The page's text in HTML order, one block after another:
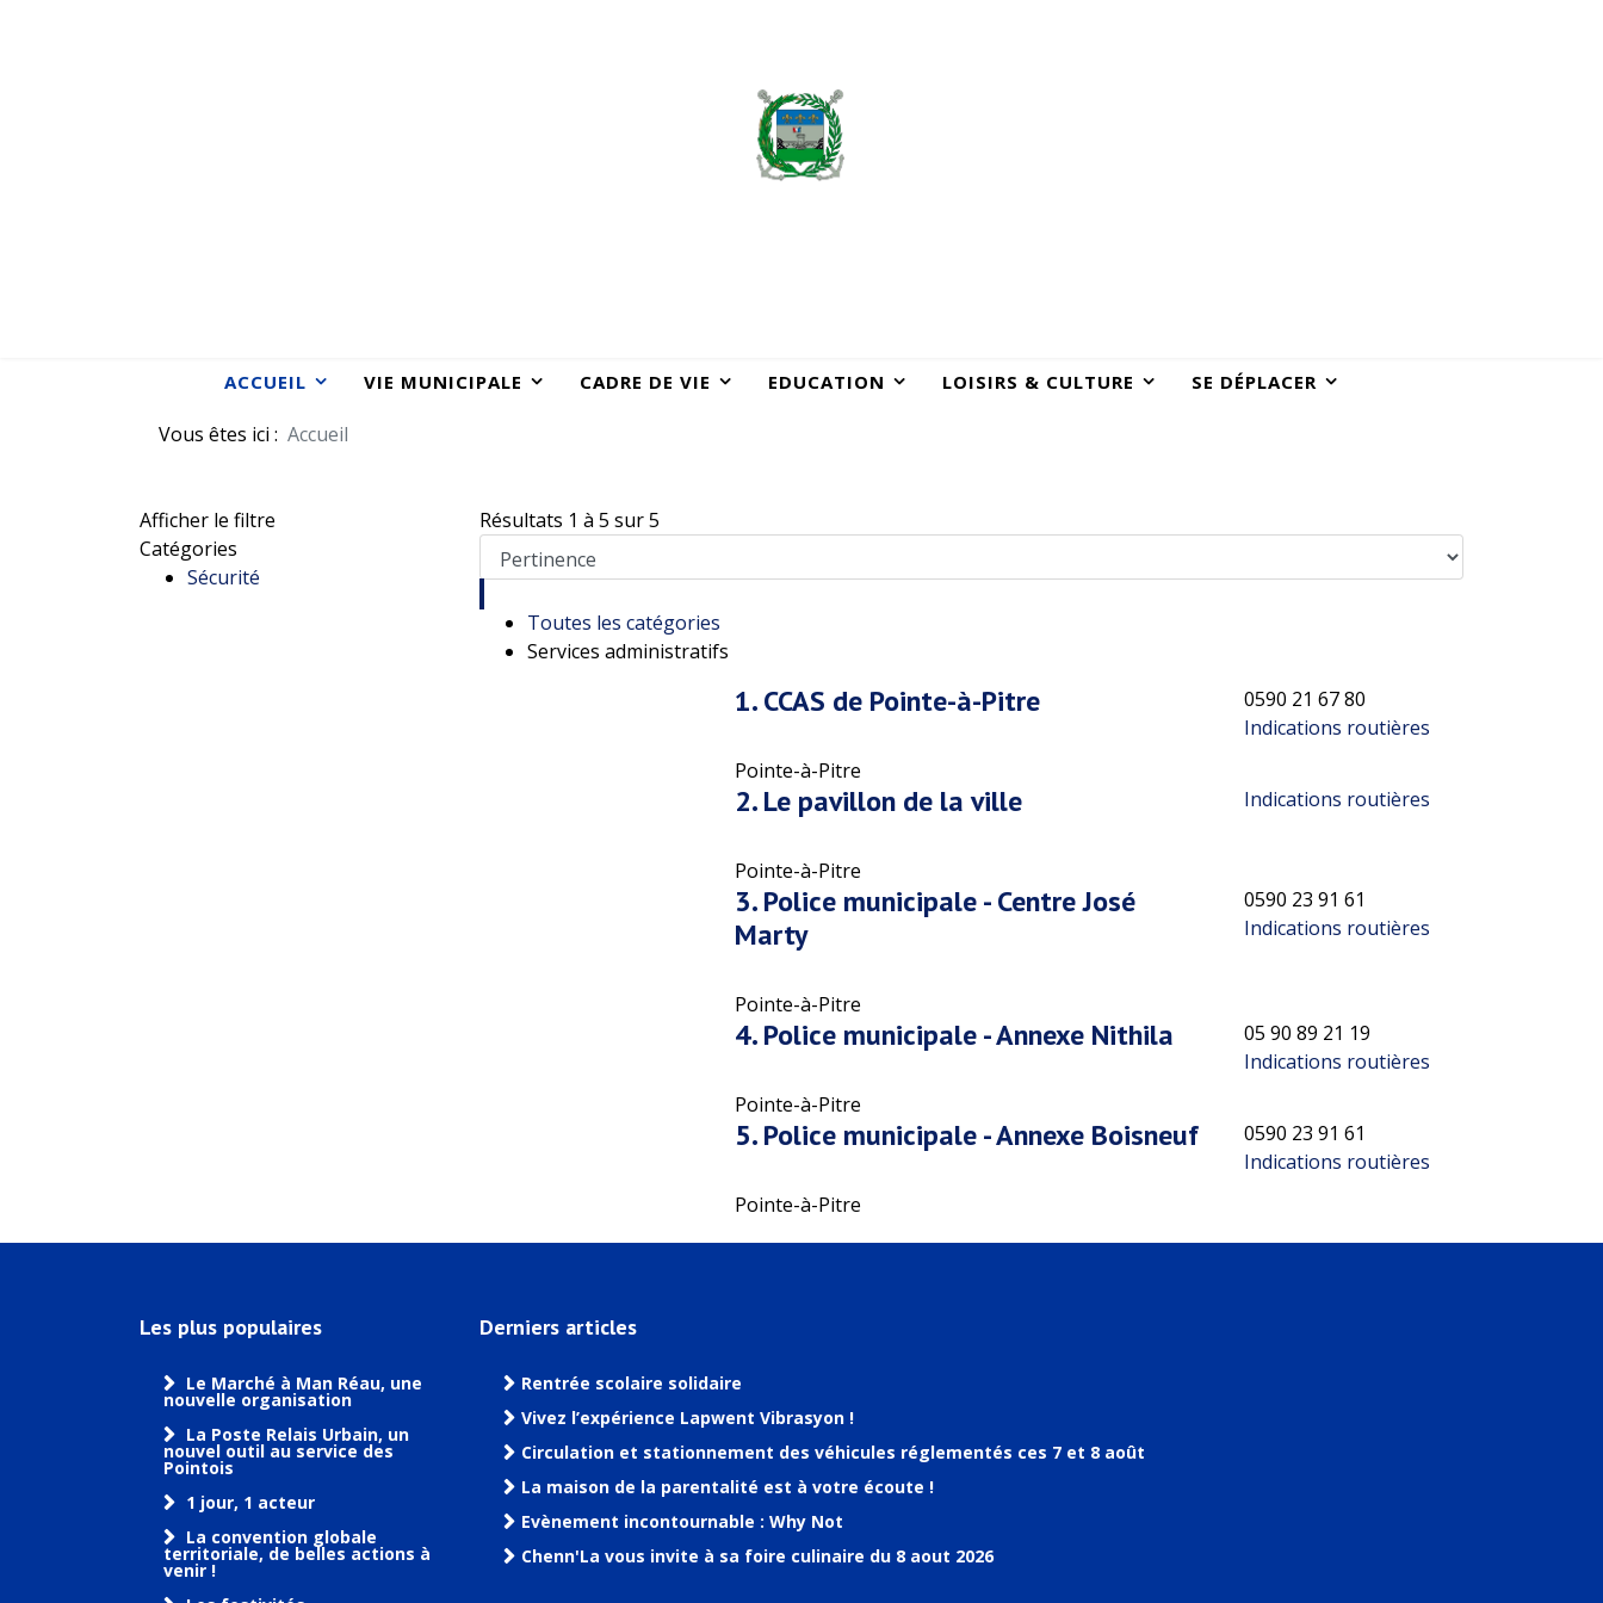
ACCUEIL VIE MUNICIPALE CADRE DE VIE EDUCATION LOISIRS & CULTURE SE DÉPLACER
Vous êtes ici : Accueil
Afficher le filtre
Catégories
Sécurité
Résultats 1 à 5 sur 5
Toutes les catégories
Services administratifs
1.CCAS de Pointe-à-Pitre
Pointe-à-Pitre
0590 21 67 80
Indications routières
2.Le pavillon de la ville
Pointe-à-Pitre
Indications routières
3.Police municipale - Centre José
Marty
Pointe-à-Pitre
0590 23 91 61
Indications routières
4.Police municipale - Annexe Nithila
Pointe-à-Pitre
05 90 89 21 19
Indications routières
5.Police municipale - Annexe Boisneuf
Pointe-à-Pitre
0590 23 91 61
Indications routières
Les plus populaires
Le Marché à Man Réau, une
nouvelle organisation
La Poste Relais Urbain, un
nouvel outil au service des
Pointois
1 jour, 1 acteur
La convention globale
territoriale, de belles actions à
venir !
Derniers articles
Rentrée scolaire solidaire
Vivez l’expérience Lapwent Vibrasyon !
Circulation et stationnement des véhicules réglementés ces 7 et 8 août
La maison de la parentalité est à votre écoute !
Evènement incontournable : Why Not
Chenn'La vous invite à sa foire culinaire du 8 aout 2026